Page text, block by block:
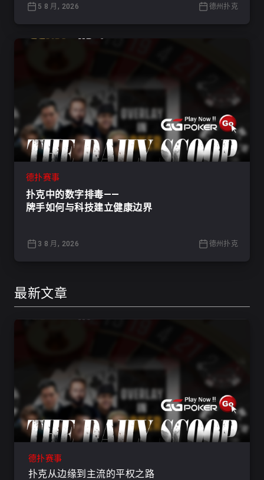
5 8 月, 2026 德州扑克
德扑赛事
扑克中的数字排毒——
牌手如何与科技建立健康边界
3 8 月, 2026 德州扑克
最新文章
德扑赛事
扑克从边缘到主流的平权之路